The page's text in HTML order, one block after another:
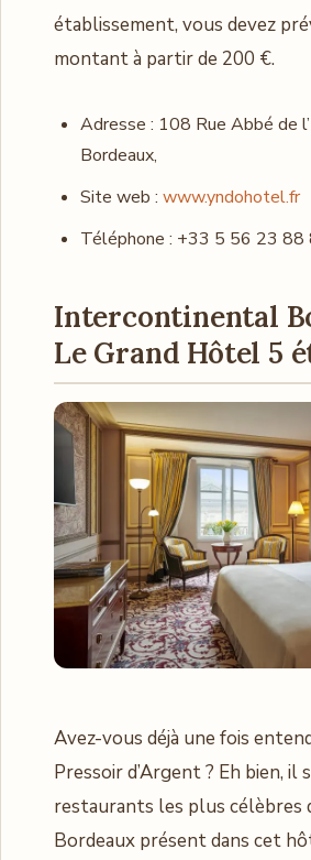
établissement, vous devez
montant à partir de 200 €.
Adresse : 108 Rue Abbé de
Bordeaux,
Site web : www.yndohotel.fr
Téléphone : +33 5 56 23 88
Intercontinental
Le Grand Hôtel 5
Avez-vous déjà une fois
Pressoir d’Argent ? Eh bien, il
restaurants les plus célèbres
Bordeaux présent dans cet